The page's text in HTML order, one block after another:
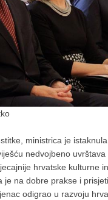
ministrica je
nedvojbeno uvrštava
hrvatske kulturne
je na dobre prakse i
odigrao u razvoju